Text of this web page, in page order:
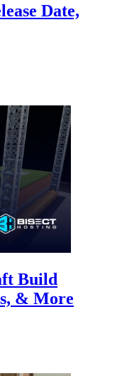
Date,
Build
& More